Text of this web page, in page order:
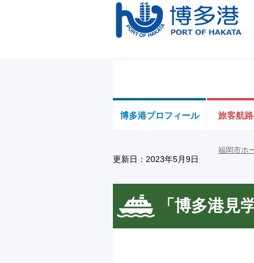
博多港プロフィール 旅客航
福岡市ホ
更新日：2023年5月9日
「博多港見